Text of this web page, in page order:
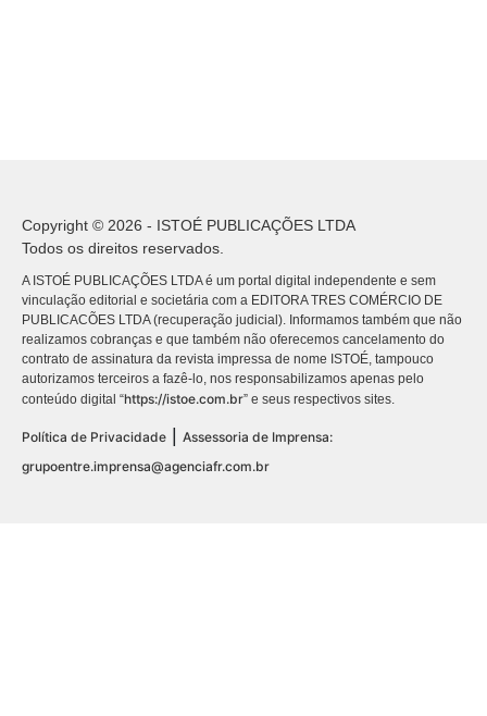
Copyright © 2026 - ISTOÉ PUBLICAÇÕES LTDA
Todos os direitos reservados.
A ISTOÉ PUBLICAÇÕES LTDA é um portal digital independente e sem
vinculação editorial e societária com a EDITORA TRES COMÉRCIO DE
PUBLICACÕES LTDA (recuperação judicial). Informamos também que não
realizamos cobranças e que também não oferecemos cancelamento do
contrato de assinatura da revista impressa de nome ISTOÉ, tampouco
autorizamos terceiros a fazê-lo, nos responsabilizamos apenas pelo
conteúdo digital “https://istoe.com.br” e seus respectivos sites.
Política de Privacidade
Assessoria de Imprensa:
grupoentre.imprensa@agenciafr.com.br